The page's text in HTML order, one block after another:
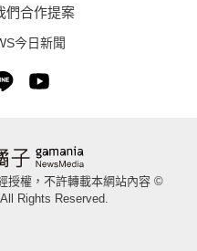
們合作提案
今日新聞
授權，不許轉載本網站內容 ©
Rights Reserved.